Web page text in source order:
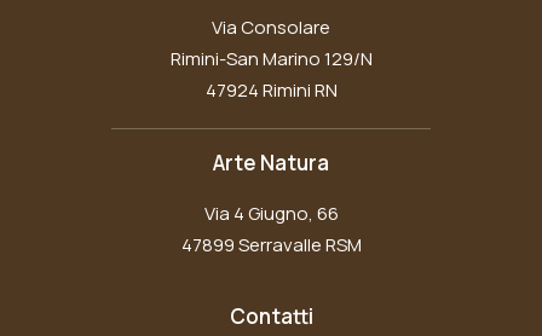
Via Consolare
Rimini-San Marino 129/N
47924 Rimini RN
Arte Natura
Via 4 Giugno, 66
47899 Serravalle RSM
Contatti